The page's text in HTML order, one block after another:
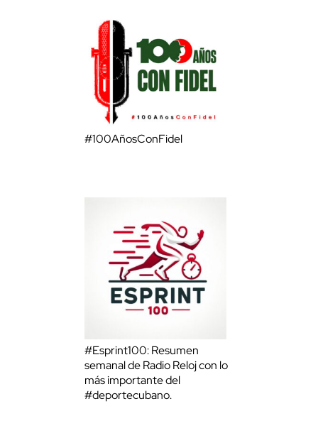
#100AñosConFidel
#Esprint100: Resumen
semanal de Radio Reloj con lo
más importante del
#deportecubano.